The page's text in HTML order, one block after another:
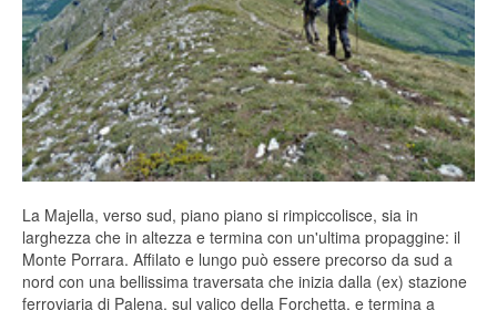
La Majella, verso sud, piano piano si rimpiccolisce, sia in
larghezza che in altezza e termina con un'ultima propaggine: il
Monte Porrara. Affilato e lungo può essere precorso da sud a
nord con una bellissima traversata che inizia dalla (ex) stazione
ferroviaria di Palena, sul valico della Forchetta, e termina a